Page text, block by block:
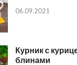
06.09.2021
Курник с
блинами